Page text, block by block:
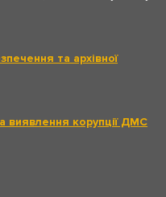
та архівної
виявлення корупції ДМС